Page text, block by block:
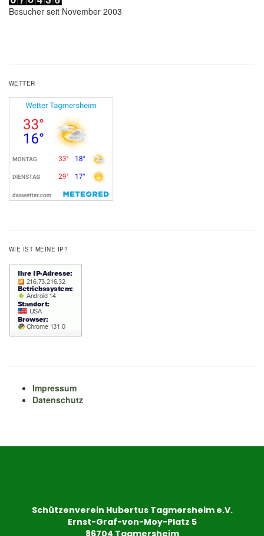
Besucher seit November 2003
WETTER
WIE IST MEINE IP?
Impressum
Datenschutz
Schützenverein Hubertus Tagmersheim e.V.
Ernst-Graf-von-Moy-Platz 5
86704 Tagmersheim